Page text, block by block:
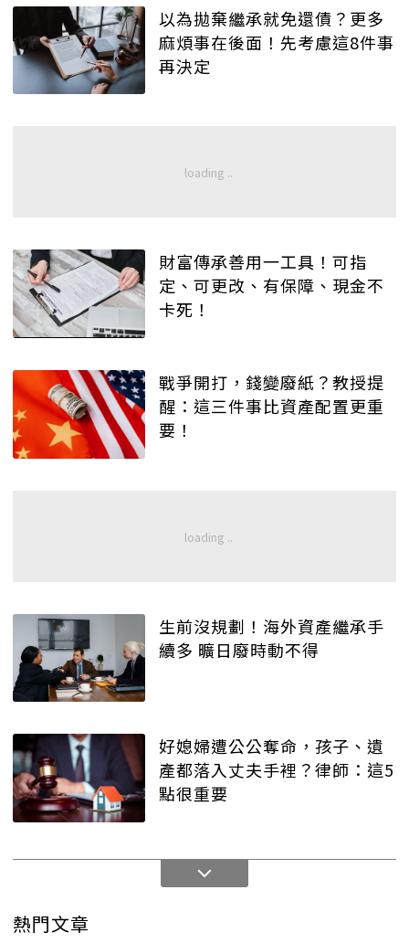
以為拋棄繼承就免還債？更多
麻煩事在後面！先考慮這8件事
再決定
財富傳承善用一工具！可指
定、可更改、有保障、現金不
卡死！
戰爭開打，錢變廢紙？教授提
醒：這三件事比資產配置更重
要！
生前沒規劃！海外資產繼承手
續多 曠日廢時動不得
好媳婦遭公公奪命，孩子、遺
產都落入丈夫手裡？律師：這5
點很重要
熱門文章